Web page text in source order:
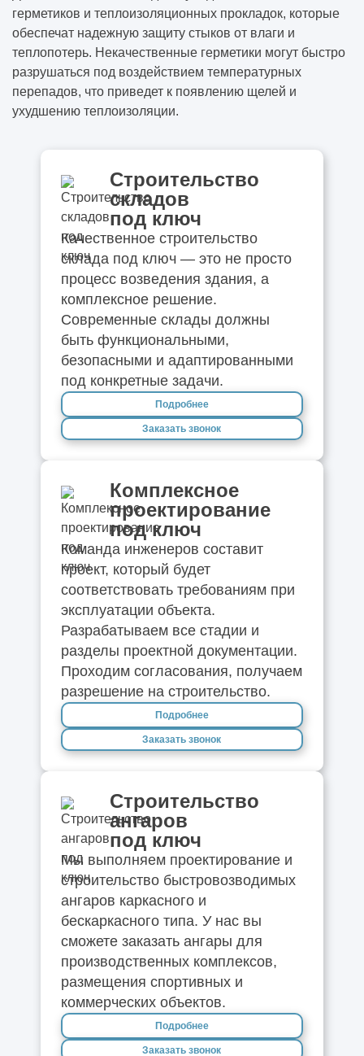
герметиков и теплоизоляционных прокладок, которые
обеспечат надежную защиту стыков от влаги и
теплопотерь. Некачественные герметики могут быстро
разрушаться под воздействием температурных
перепадов, что приведет к появлению щелей и
ухудшению теплоизоляции.
Строительство
складов
под ключ
Качественное строительство
склада под ключ — это не просто
процесс возведения здания, а
комплексное решение.
Современные склады должны
быть функциональными,
безопасными и адаптированными
под конкретные задачи.
Подробнее
Заказать звонок
Комплексное
проектирование
под ключ
Команда инженеров составит
проект, который будет
соответствовать требованиям при
эксплуатации объекта.
Разрабатываем все стадии и
разделы проектной документации.
Проходим согласования, получаем
разрешение на строительство.
Подробнее
Заказать звонок
Строительство
ангаров
под ключ
Мы выполняем проектирование и
строительство быстровозводимых
ангаров каркасного и
бескаркасного типа. У нас вы
сможете заказать ангары для
производственных комплексов,
размещения спортивных и
коммерческих объектов.
Подробнее
Заказать звонок